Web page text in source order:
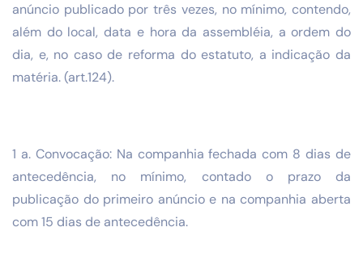
anúncio publicado por três vezes, no mínimo, contendo,
além do local, data e hora da assembléia, a ordem do
dia, e, no caso de reforma do estatuto, a indicação da
matéria. (art.124).
1 a. Convocação: Na companhia fechada com 8 dias de
antecedência, no mínimo, contado o prazo da
publicação do primeiro anúncio e na companhia aberta
com 15 dias de antecedência.